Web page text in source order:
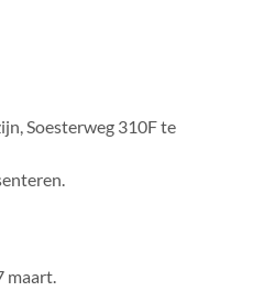
Soesterweg 310F te
maart.